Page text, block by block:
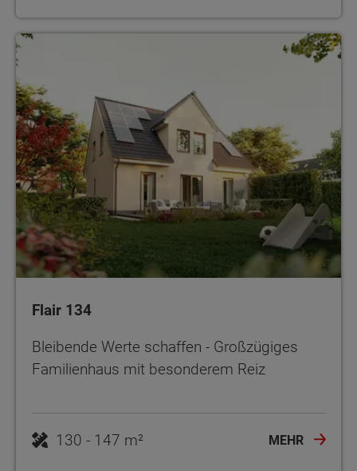
Flair 134
Bleibende Werte schaffen - Großzügiges
Familienhaus mit besonderem Reiz
130 - 147 m² MEHR